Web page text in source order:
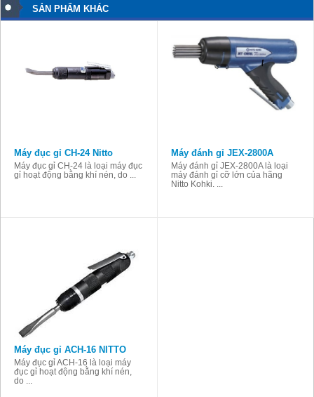
SẢN PHẨM KHÁC
Máy đục gỉ CH-24 Nitto
Máy đục gỉ CH-24 là loại máy đục
gỉ hoạt động bằng khí nén, do ...
Máy đánh gỉ JEX-2800A
Máy đánh gỉ JEX-2800A là loại
máy đánh gỉ cỡ lớn của hãng
Nitto Kohki. ...
Máy đục gỉ ACH-16 NITTO
Máy đục gỉ ACH-16 là loại máy
đục gỉ hoạt động bằng khí nén,
do ...